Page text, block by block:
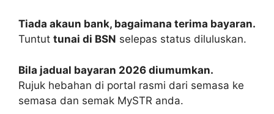
Tiada akaun bank, bagaimana terima bayaran.
Tuntut tunai di BSN selepas status diluluskan.
Bila jadual bayaran 2026 diumumkan.
Rujuk hebahan di portal rasmi dari semasa ke
semasa dan semak MySTR anda.